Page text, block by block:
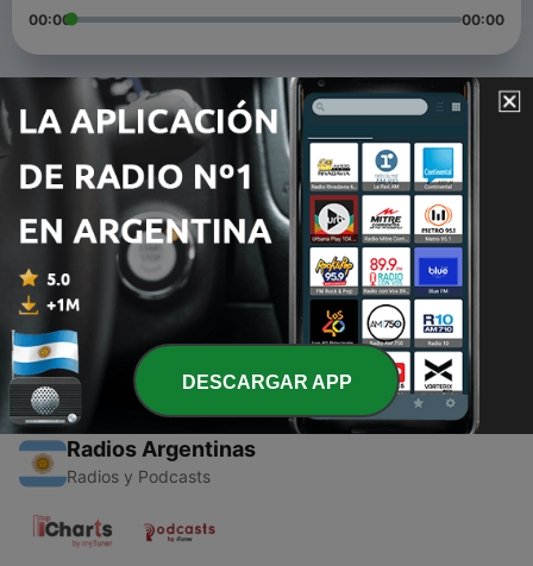
00:00 00:00
Episodios
2 - Percepción social, cognición social, estereotipos,
prejuicios y discriminación
Teorías de la educación en psicología
16 oct. 2020
Radios Argentinas
Radios y Podcasts
DESCARGAR APP